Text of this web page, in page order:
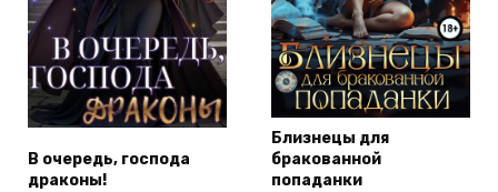
В очередь, господа
драконы!
Близнецы для
бракованной
попаданки